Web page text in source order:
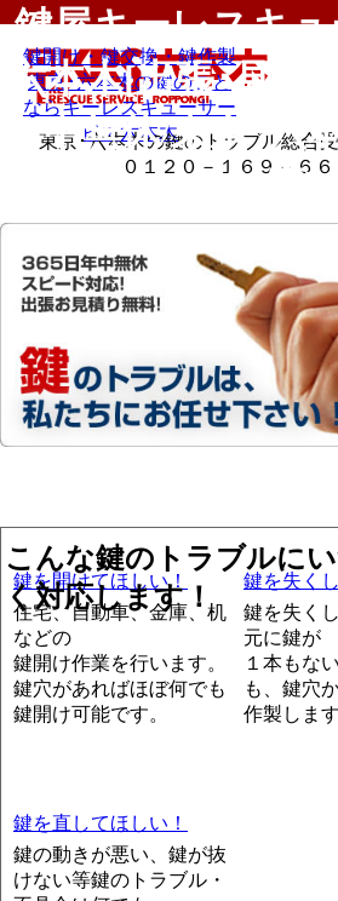
鍵屋キーレスキ
六本木[出張･見積
年中無休/東京･六
対応]
鍵開け・鍵交換・鍵作製
東京･六本木の鍵のこと
ならキーレスキューサー
ビス六本木
東京･六本木の鍵のトラブル総合
０１２０－１６９－６６
こんな鍵のトラブルに
く対応します！
鍵を開けてほしい！
住宅、自動車、金庫、机
などの
鍵開け作業を行います。
鍵穴があればほぼ何でも
鍵開け可能です。
鍵を失く
鍵を失く
元に鍵が
１本もな
も、鍵穴
作製します
鍵を直してほしい！
鍵の動きが悪い、鍵が抜
けない等鍵のトラブル・